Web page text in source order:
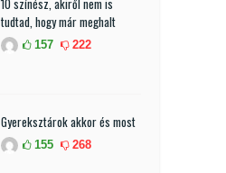
tudtad, hogy már meghalt
157 222
Gyereksztárok akkor és most
155 268